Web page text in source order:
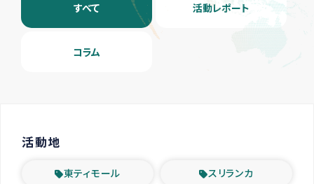
すべて 活動レポート
コラム
活動地
東ティモール スリランカ